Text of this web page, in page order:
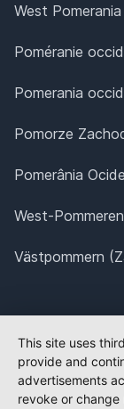
West
Poméranie
Pomerania
Pomorze
Pomerânia
West-
Västpommern
This site uses
provide and
advertisements
revoke or